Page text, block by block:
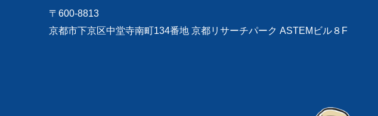
〒600-8813
京都市下京区中堂寺南町134番地 京都リサーチパーク ASTEMビル８F